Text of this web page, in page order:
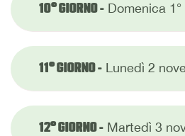
10° GIORNO - Domenica
11° GIORNO - Lunedì 2
12° GIORNO - Martedì 3